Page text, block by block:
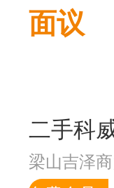
面议
梁山吉泽